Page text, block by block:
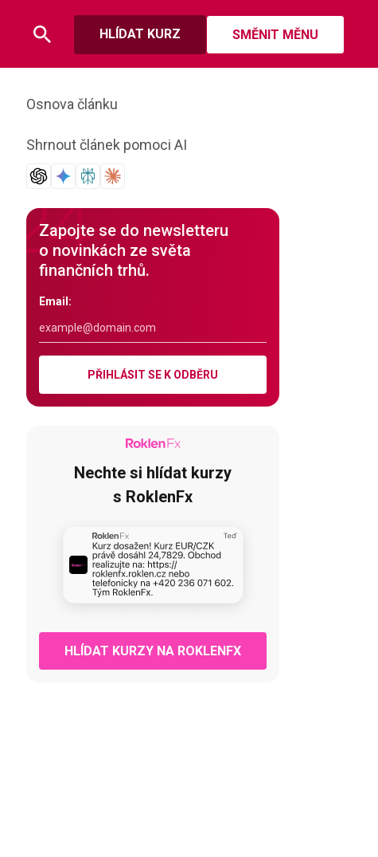
HLÍDAT KURZ SMĚNIT MĚNU
Osnova článku
Shrnout článek pomoci AI
Zapojte se do newsletteru
o novinkách ze světa
finančních trhů.
Email:
PŘIHLÁSIT SE K ODBĚRU
Nechte si hlídat kurzy
s RoklenFx
HLÍDAT KURZY NA ROKLENFX